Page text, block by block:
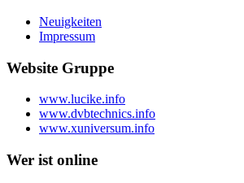
Neuigkeiten
Impressum
Website Gruppe
www.lucike.info
www.dvbtechnics.info
www.xuniversum.info
Wer ist online